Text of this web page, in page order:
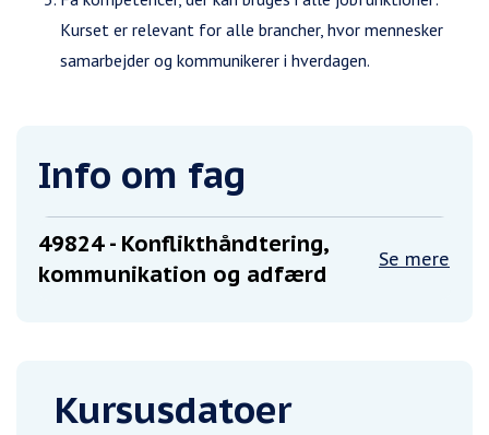
Kurset er relevant for alle brancher, hvor mennesker
samarbejder og kommunikerer i hverdagen.
Info om fag
49824- Konflikthåndtering,
kommunikation og adfærd
Se mere
Kursusdatoer